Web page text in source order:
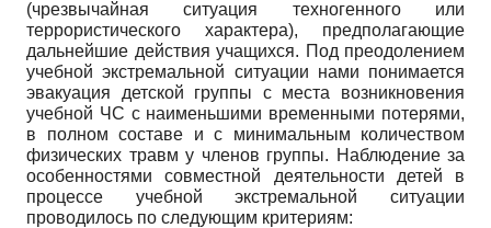
(чрезвычайная ситуация техногенного или
террористического характера), предполагающие
дальнейшие действия учащихся. Под преодолением
учебной экстремальной ситуации нами понимается
эвакуация детской группы с места возникновения
учебной ЧС с наименьшими временными потерями,
в полном составе и с минимальным количеством
физических травм у членов группы. Наблюдение за
особенностями совместной деятельности детей в
процессе учебной экстремальной ситуации
проводилось по следующим критериям: